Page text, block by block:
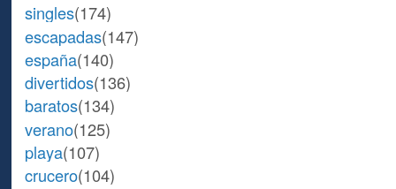
singles(174)
escapadas(147)
españa(140)
divertidos(136)
baratos(134)
verano(125)
playa(107)
crucero(104)